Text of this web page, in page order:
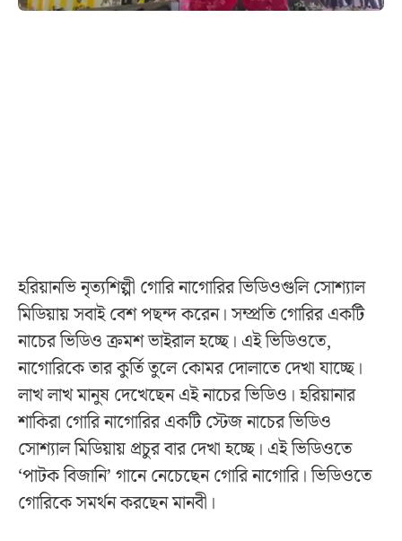
হরিয়ানভি নৃত্যশিল্পী গোরি নাগোরির ভিডিওগুলি সোশ্যাল
মিডিয়ায় সবাই বেশ পছন্দ করেন। সম্প্রতি গোরির একটি
নাচের ভিডিও ক্রমশ ভাইরাল হচ্ছে। এই ভিডিওতে,
নাগোরিকে তার কুর্তি তুলে কোমর দোলাতে দেখা যাচ্ছে।
লাখ লাখ মানুষ দেখেছেন এই নাচের ভিডিও। হরিয়ানার
শাকিরা গোরি নাগোরির একটি স্টেজ নাচের ভিডিও
সোশ্যাল মিডিয়ায় প্রচুর বার দেখা হচ্ছে। এই ভিডিওতে
‘পাটক বিজানি’ গানে নেচেছেন গোরি নাগোরি। ভিডিওতে
গোরিকে সমর্থন করছেন মানবী।